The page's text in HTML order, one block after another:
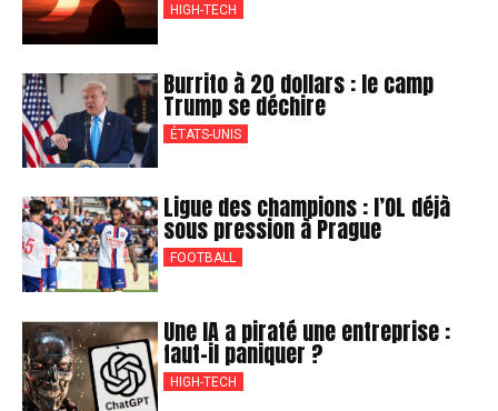
HIGH-TECH
Burrito à 20 dollars : le camp
Trump se déchire
ÉTATS-UNIS
Ligue des champions : l’OL déjà
sous pression à Prague
FOOTBALL
Une IA a piraté une entreprise :
faut-il paniquer ?
HIGH-TECH